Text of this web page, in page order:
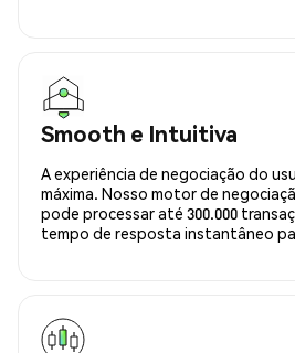
Smooth e Intuitiva
A experiência de negociação do
máxima. Nosso motor de
pode processar até 300.000
tempo de resposta instantâneo